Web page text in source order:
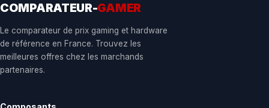
COMPARATEUR-GAMER
Le comparateur de prix gaming et hardware
de référence en France. Trouvez les
meilleures offres chez les marchands
partenaires.